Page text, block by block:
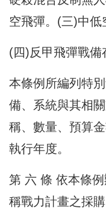
空飛彈。(三)中低
(四)反甲飛彈戰備
本條例所編列特
備、系統與其相
稱、數量、預算
執行年度。
第 六 條 依本條
稱戰力計畫之採